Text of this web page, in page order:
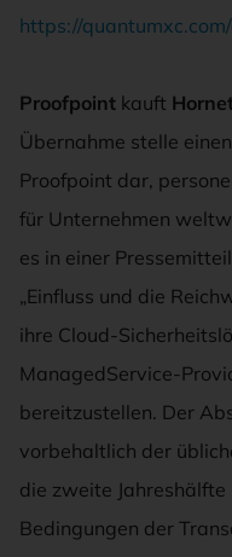
https://
Proofpoint kauft
Übernahme stelle
Proofpoint dar,
für Unternehmen
es in einer
„Einfluss und die
ihre Cloud-
ManagedService-
bereitzustellen. Der
vorbehaltlich der
die zweite
Bedingungen der